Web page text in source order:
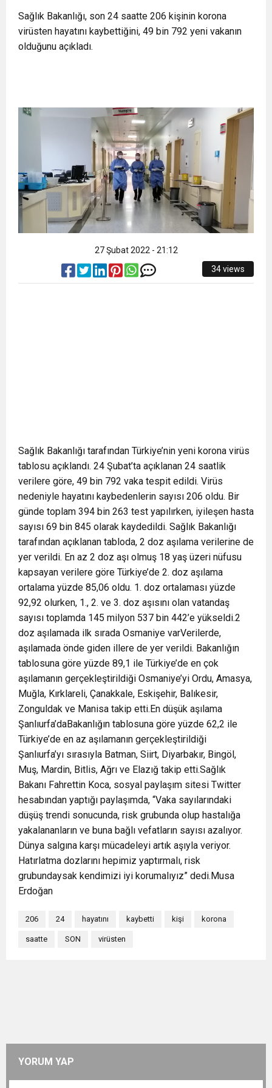
buluşturdu
11:36 Hareketsiz yaşam diyabete neden oluyor
11:32 Dr. Öcük, karın germe estetiği ile ilgili bilgi verdi
Sağlık Bakanlığı, son 24 saatte 206 kişinin korona
virüsten hayatını kaybettiğini, 49 bin 792 yeni vakanın
olduğunu açıkladı.
27 Şubat 2022 - 21:12
34 views
Sağlık Bakanlığı tarafından Türkiye’nin yeni korona virüs
tablosu açıklandı. 24 Şubat’ta açıklanan 24 saatlik
verilere göre, 49 bin 792 vaka tespit edildi. Virüs
nedeniyle hayatını kaybedenlerin sayısı 206 oldu. Bir
günde toplam 394 bin 263 test yapılırken, iyileşen hasta
sayısı 69 bin 845 olarak kaydedildi. Sağlık Bakanlığı
tarafından açıklanan tabloda, 2 doz aşılama verilerine de
yer verildi. En az 2 doz aşı olmuş 18 yaş üzeri nüfusu
kapsayan verilere göre Türkiye’de 2. doz aşılama
ortalama yüzde 85,06 oldu. 1. doz ortalaması yüzde
92,92 olurken, 1., 2. ve 3. doz aşısını olan vatandaş
sayısı toplamda 145 milyon 537 bin 442’e yükseldi.2
doz aşılamada ilk sırada Osmaniye varVerilerde,
aşılamada önde giden illere de yer verildi. Bakanlığın
tablosuna göre yüzde 89,1 ile Türkiye’de en çok
aşılamanın gerçekleştirildiği Osmaniye’yi Ordu, Amasya,
Muğla, Kırklareli, Çanakkale, Eskişehir, Balıkesir,
Zonguldak ve Manisa takip etti.En düşük aşılama
Şanlıurfa’daBakanlığın tablosuna göre yüzde 62,2 ile
Türkiye’de en az aşılamanın gerçekleştirildiği
Şanlıurfa’yı sırasıyla Batman, Siirt, Diyarbakır, Bingöl,
Muş, Mardin, Bitlis, Ağrı ve Elazığ takip etti.Sağlık
Bakanı Fahrettin Koca, sosyal paylaşım sitesi Twitter
hesabından yaptığı paylaşımda, “Vaka sayılarındaki
düşüş trendi sonucunda, risk grubunda olup hastalığa
yakalananların ve buna bağlı vefatların sayısı azalıyor.
Dünya salgına karşı mücadeleyi artık aşıyla veriyor.
Hatırlatma dozlarını hepimiz yaptırmalı, risk
grubundaysak kendimizi iyi korumalıyız” dedi.Musa
Erdoğan
206 24 hayatını kaybetti kişi korona
saatte SON virüsten
YORUM YAP